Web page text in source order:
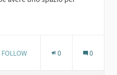
8 FOLLOWERS
FOLLOW 0 0